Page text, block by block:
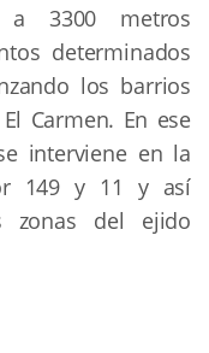
a 3300 metros
determinados
los barrios
Carmen. En ese
interviene en la
149 y 11 y así
zonas del ejido